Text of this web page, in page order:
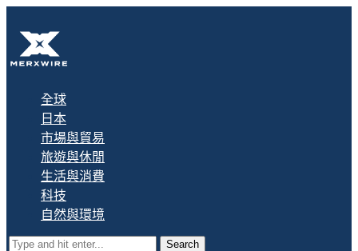
全球
日本
市場與貿易
旅遊與休閒
生活與消費
科技
自然與環境
Search